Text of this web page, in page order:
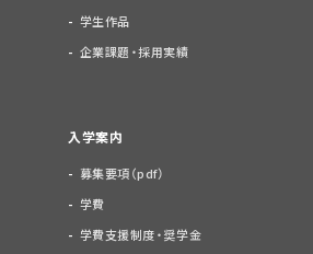
学生作品
企業課題・採用実績
入学案内
募集要項（pdf）
学費
学費支援制度・奨学金